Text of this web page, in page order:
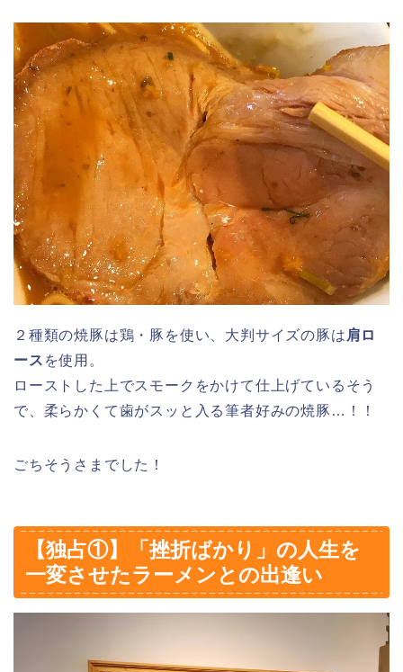
２種類の焼豚は鶏・豚を使い、大判サイズの豚は 肩ロ
ース を使用。
ローストした上でスモークをかけて仕上げているそう
で、柔らかくて歯がスッと入る筆者好みの焼豚…！！
ごちそうさまでした！
【独占①】「挫折ばかり」の人生を
一変させたラーメンとの出逢い